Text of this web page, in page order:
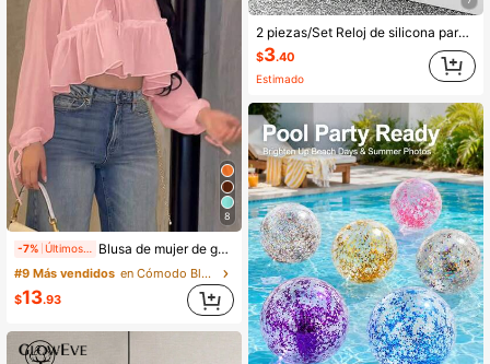
8
-7% Últimos 1 días Blusa de mujer de gasa rosa con volantes en el bajo, top semitransparente con cuello de camisa, camisa holgada con lazo en la solapa y mangas farol, elegante y sexy, sin estiramiento, ajuste holgado, camisa casual, bajo ondulado, adecuada para uso diario, citas, viajes, vacaciones, primavera, verano, otoño
#9 Más vendidos
en Cómodo Blusas De Mujer
$13.93
2 piezas/Set Reloj de silicona para mujer con esfera cuadrada & Elegante reloj de pulsera de cuarzo + Pulsera con forma de corazón, Moda casual, Regalo para mujeres
$3.40
Estimado